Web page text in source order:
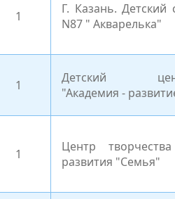
1
Г. Казань. Детский
N87 " Акварелька"
1
Детский
"Академия -
1
Центр
развития "Семья"